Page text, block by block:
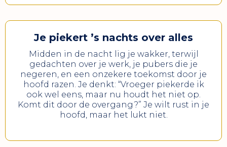
Je piekert ’s nachts over alles
Midden in de nacht lig je wakker, terwijl
gedachten over je werk, je pubers die je
negeren, en een onzekere toekomst door je
hoofd razen. Je denkt: “Vroeger piekerde ik
ook wel eens, maar nu houdt het niet op.
Komt dit door de overgang?” Je wilt rust in je
hoofd, maar het lukt niet.